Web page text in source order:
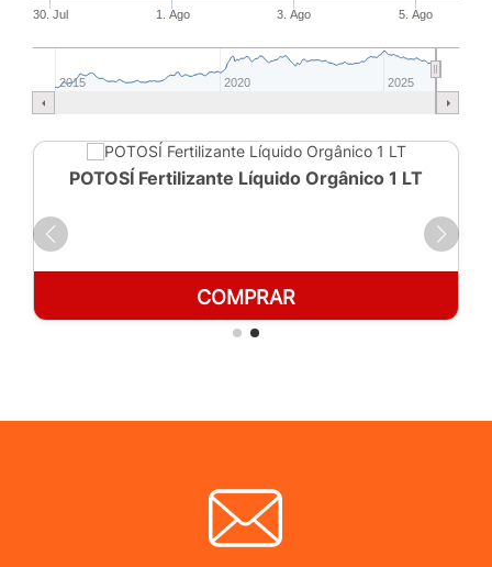
30. Jul 1. Ago 3. Ago 5. Ago
2015 2020 2025
POTOSÍ Fertilizante Líquido Orgânico 1 LT
COMPRAR